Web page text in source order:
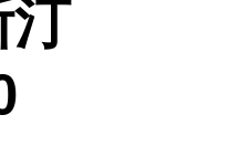
汀